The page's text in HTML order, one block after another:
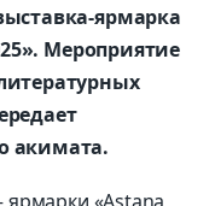
ярмарка
Мероприятие
акимата.